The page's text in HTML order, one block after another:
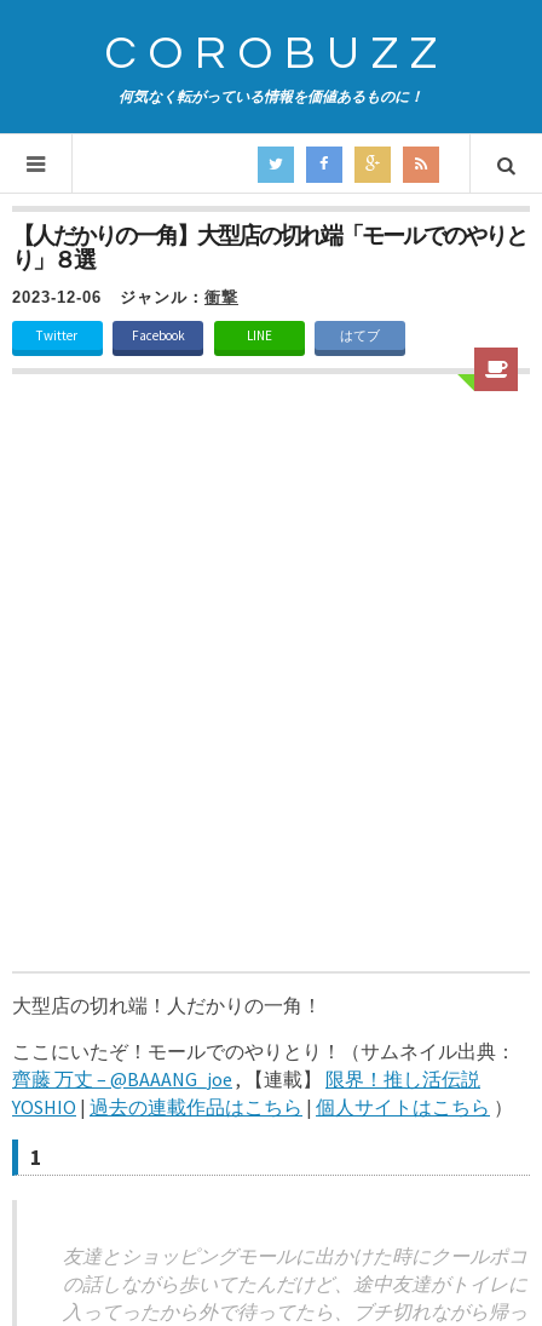
COROBUZZ
何気なく転がっている情報を価値あるものに！
【人だかりの一角】大型店の切れ端「モールでのやりと
り」８選
2023-12-06 ジャンル： 衝撃
Twitter Facebook LINE はてブ
大型店の切れ端！人だかりの一角！
ここにいたぞ！モールでのやりとり！（サムネイル出典：
齊藤 万丈 – @BAAANG_joe , 【連載】 限界！推し活伝説
YOSHIO | 過去の連載作品はこちら | 個人サイトはこちら ）
1
友達とショッピングモールに出かけた時にクールポコ
の話しながら歩いてたんだけど、途中友達がトイレに
入ってったから外で待ってたら、ブチ切れながら帰っ